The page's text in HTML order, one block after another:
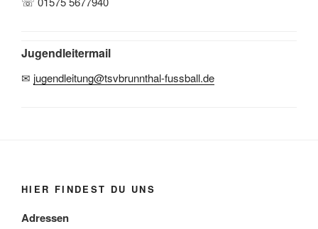
Jugendleitermail
✉ jugendleitung@tsvbrunnthal-fussball.de
HIER FINDEST DU UNS
Adressen